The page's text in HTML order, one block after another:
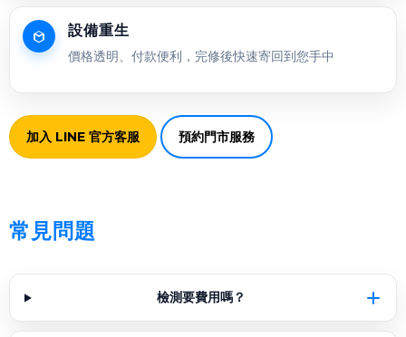
設備重生
價格透明、付款便利，完修後快速寄回到您手中
加入 LINE 官方客服 預約門市服務
常見問題
檢測要費用嗎？